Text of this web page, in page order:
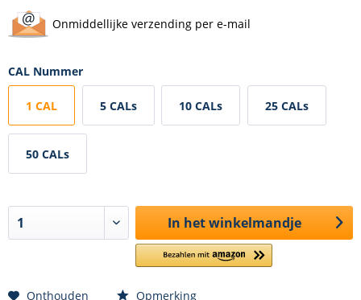
Onmiddellijke verzending per e-mail
CAL Nummer
1 CAL 5 CALs 10 CALs 25 CALs
50 CALs
In het winkelmandje
Onthouden Opmerking